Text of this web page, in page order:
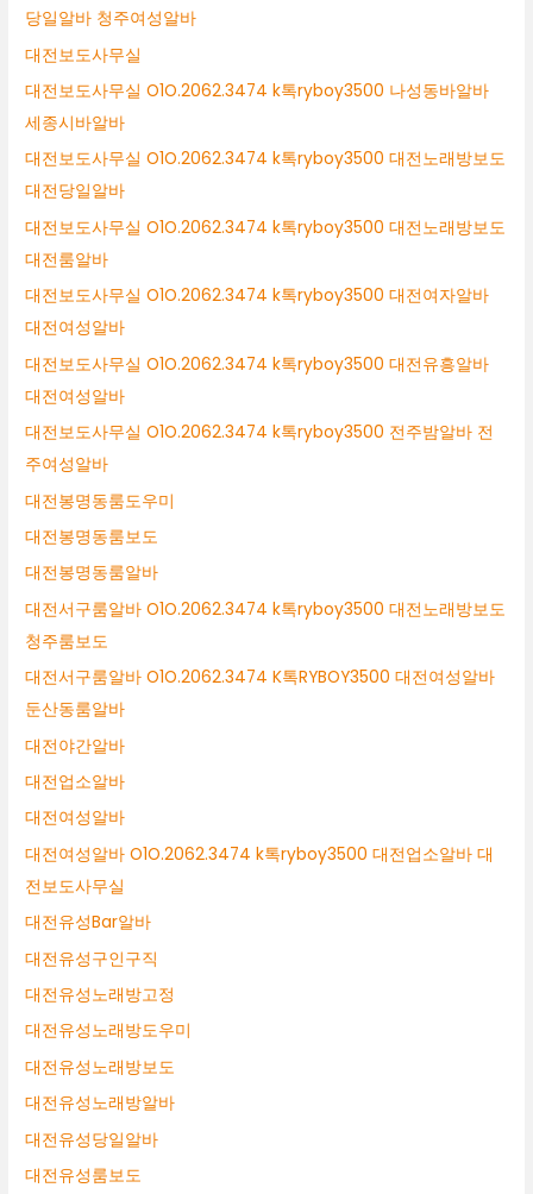
당일알바 청주여성알바
대전보도사무실
대전보도사무실 O1O.2062.3474 k톡ryboy3500 나성동바알바
세종시바알바
대전보도사무실 O1O.2062.3474 k톡ryboy3500 대전노래방보도
대전당일알바
대전보도사무실 O1O.2062.3474 k톡ryboy3500 대전노래방보도
대전룸알바
대전보도사무실 O1O.2062.3474 k톡ryboy3500 대전여자알바
대전여성알바
대전보도사무실 O1O.2062.3474 k톡ryboy3500 대전유흥알바
대전여성알바
대전보도사무실 O1O.2062.3474 k톡ryboy3500 전주밤알바 전
주여성알바
대전봉명동룸도우미
대전봉명동룸보도
대전봉명동룸알바
대전서구룸알바 O1O.2062.3474 k톡ryboy3500 대전노래방보도
청주룸보도
대전서구룸알바 O1O.2062.3474 K톡RYBOY3500 대전여성알바
둔산동룸알바
대전야간알바
대전업소알바
대전여성알바
대전여성알바 O1O.2062.3474 k톡ryboy3500 대전업소알바 대
전보도사무실
대전유성Bar알바
대전유성구인구직
대전유성노래방고정
대전유성노래방도우미
대전유성노래방보도
대전유성노래방알바
대전유성당일알바
대전유성룸보도